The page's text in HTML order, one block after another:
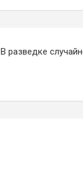
В разведке